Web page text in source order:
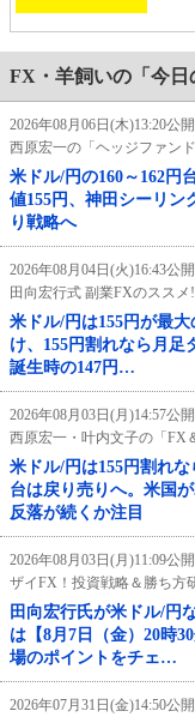
FX・羊飼いの「今
2026年08月06日(木)13:20公開
西原宏一の「ヘッジファンド
米ドル/円の160～162円
値155円、神田シーリン
り戦略へ
2026年08月04日(火)16:43公開
田向宏行式 副業FXのススメ!
米ドル/円は155円が最
け、155円割れなら月足
誕生時の147円…
2026年08月03日(月)14:57公開
西原宏一・叶内文子の「FX
米ドル/円は155円割れ
台は戻り売りへ。米国
反落が続くか注目
2026年08月03日(月)11:09公開
ザイFX！投資戦略＆勝ち方
田向宏行氏が米ドル/円
は【8月7日（金）20時
場のポイントをチェ…
2026年07月31日(金)14:50公開